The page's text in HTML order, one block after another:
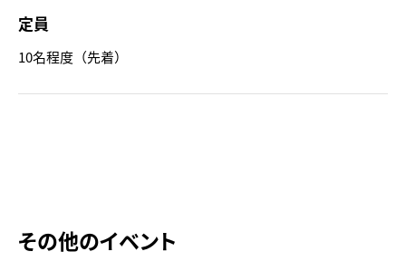
定員
10名程度（先着）
その他のイベント